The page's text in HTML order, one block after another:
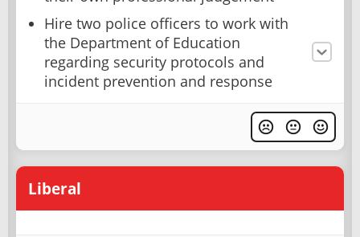
Hire two police officers to work with
the Department of Education
regarding security protocols and
incident prevention and response
Liberal